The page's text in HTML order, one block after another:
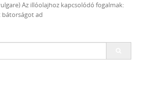
Az illóolajhoz kapcsolódó fogalmak:
bátorságot ad